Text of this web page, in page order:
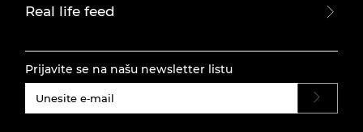
Real life feed
Prijavite se na našu newsletter listu